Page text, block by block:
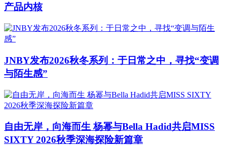
产品内核
JNBY发布2026秋冬系列：于日常之中，寻找“变调
与陌生感”
自由无岸，向海而生 杨幂与Bella Hadid共启MISS
SIXTY 2026秋季深海探险新篇章